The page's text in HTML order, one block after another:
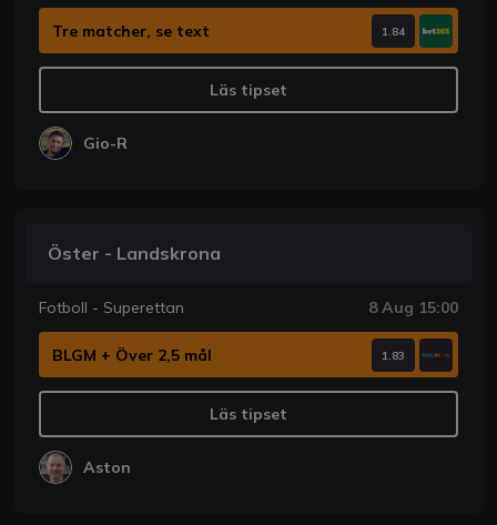
Tre matcher, se text 1.84
Läs tipset
Gio-R
Öster - Landskrona
Fotboll - Superettan 8 Aug 15:00
BLGM + Över 2,5 mål 1.83
Läs tipset
Aston